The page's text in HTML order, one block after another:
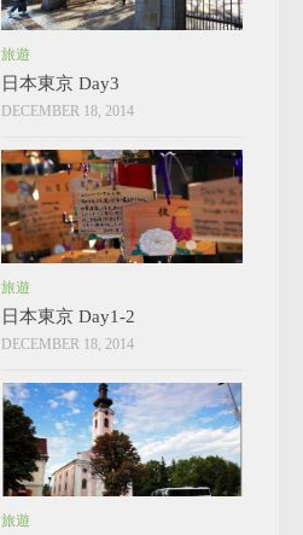
旅遊
日本東京 Day3
DECEMBER 18, 2014
旅遊
日本東京 Day1-2
DECEMBER 18, 2014
旅遊